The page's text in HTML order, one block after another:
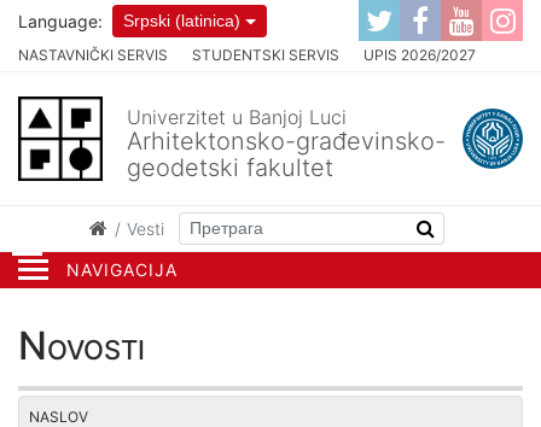
NAVIGACIJA
NASTAVNIČKI SERVIS STUDENTSKI SERVIS UPIS 2026/2027
Language: Srpski (latinica)
Univerzitet u Banjoj Luci
Arhitektonsko-građevinsko-
geodetski fakultet
Vesti
Novosti
NASLOV